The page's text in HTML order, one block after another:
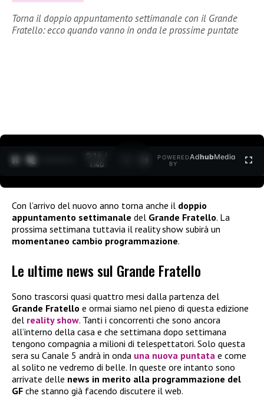
Torna il doppio appuntamento settimanale con il Grande
Fratello: ecco quando vanno in onda le prossime puntate
0:15 /
1:40
POWERED
BY
AdhubMedia
Con l’arrivo del nuovo anno torna anche il doppio
appuntamento settimanale del Grande Fratello. La
prossima settimana tuttavia il reality show subirà un
momentaneo cambio programmazione.
Le ultime news sul Grande Fratello
Sono trascorsi quasi quattro mesi dalla partenza del
Grande Fratello e ormai siamo nel pieno di questa edizione
del reality show. Tanti i concorrenti che sono ancora
all’interno della casa e che settimana dopo settimana
tengono compagnia a milioni di telespettatori. Solo questa
sera su Canale 5 andrà in onda una nuova puntata e come
al solito ne vedremo di belle. In queste ore intanto sono
arrivate delle news in merito alla programmazione del
GF che stanno già facendo discutere il web.